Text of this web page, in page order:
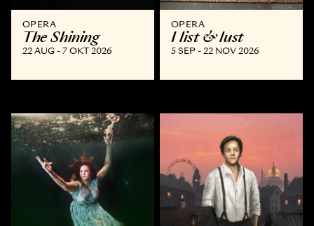
OPERA
The Shining
22 AUG - 7 OKT 2026
OPERA
I list & lust
5 SEP - 22 NOV 2026